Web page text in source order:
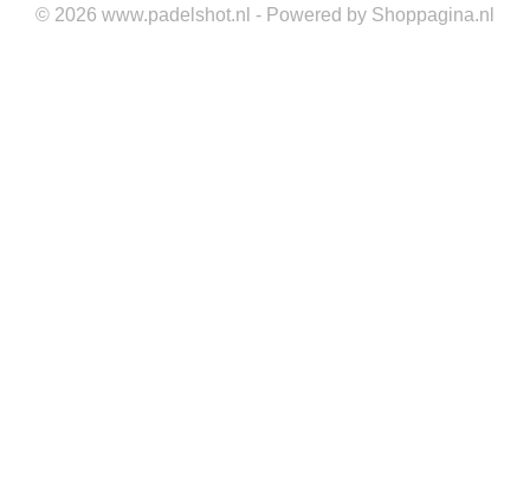
© 2026 www.padelshot.nl - Powered by Shoppagina.nl